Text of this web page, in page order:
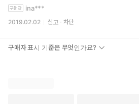
ina***
2019.02.02 신고 차단
구매자 표시 기준은 무엇인가요?